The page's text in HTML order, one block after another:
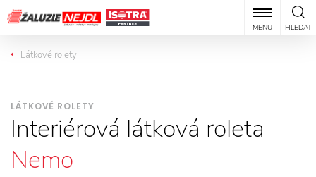
HLEDAT
MENU
Látkové rolety
LÁTKOVÉ ROLETY
Interiérová látková roleta
Nemo